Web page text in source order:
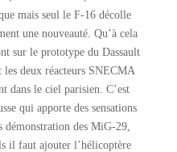
mais seul le F-16 décolle
une nouveauté. Qu’à cela
sur le prototype du Dassault
deux réacteurs SNECMA
dans le ciel parisien. C’est
qui apporte des sensations
démonstration des MiG-29,
il faut ajouter l’hélicoptère